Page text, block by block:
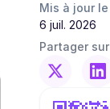
Mis à jour le
6 juil. 2026
Partager sur